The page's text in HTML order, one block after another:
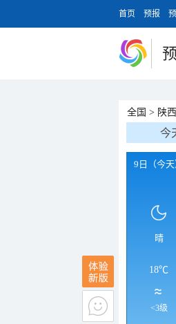
首页 预报
全国 > 陕西
今
9日（今天
晴
18℃
<3级